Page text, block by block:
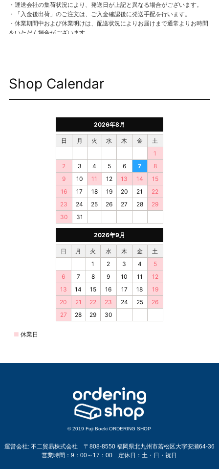
© 2019 Fuji Boeki ORDERING SHOP
運営会社: 不二貿易株式会社 〒808-8550 福岡県北九州市若松区大字安瀬64-36
営業時間：9：00～17：00 定休日：土・日・祝日